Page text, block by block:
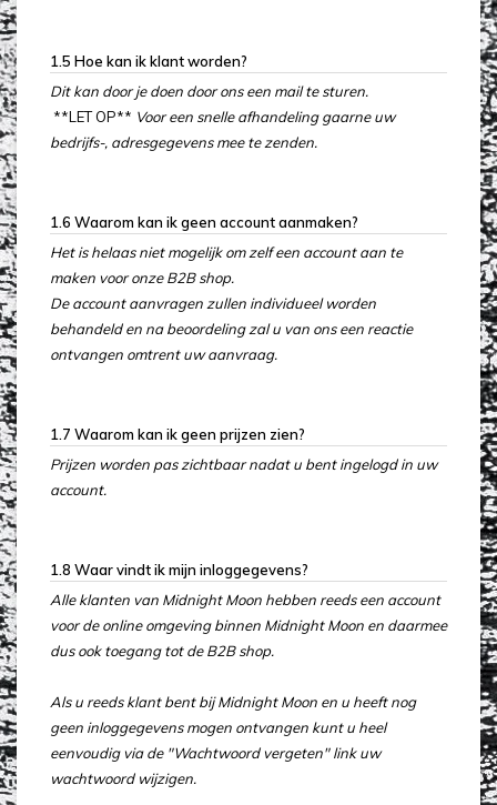
1.5 Hoe kan ik klant worden?
Dit kan door je doen door ons een mail te sturen.
**LET OP** Voor een snelle afhandeling gaarne uw
bedrijfs-, adresgegevens mee te zenden.
1.6 Waarom kan ik geen account aanmaken?
Het is helaas niet mogelijk om zelf een account aan te
maken voor onze B2B shop.
De account aanvragen zullen individueel worden
behandeld en na beoordeling zal u van ons een reactie
ontvangen omtrent uw aanvraag.
1.7 Waarom kan ik geen prijzen zien?
Prijzen worden pas zichtbaar nadat u bent ingelogd in uw
account.
1.8 Waar vindt ik mijn inloggegevens?
Alle klanten van Midnight Moon hebben reeds een account
voor de online omgeving binnen Midnight Moon en daarmee
dus ook toegang tot de B2B shop.
Als u reeds klant bent bij Midnight Moon en u heeft nog
geen inloggegevens mogen ontvangen kunt u heel
eenvoudig via de "Wachtwoord vergeten" link uw
wachtwoord wijzigen.